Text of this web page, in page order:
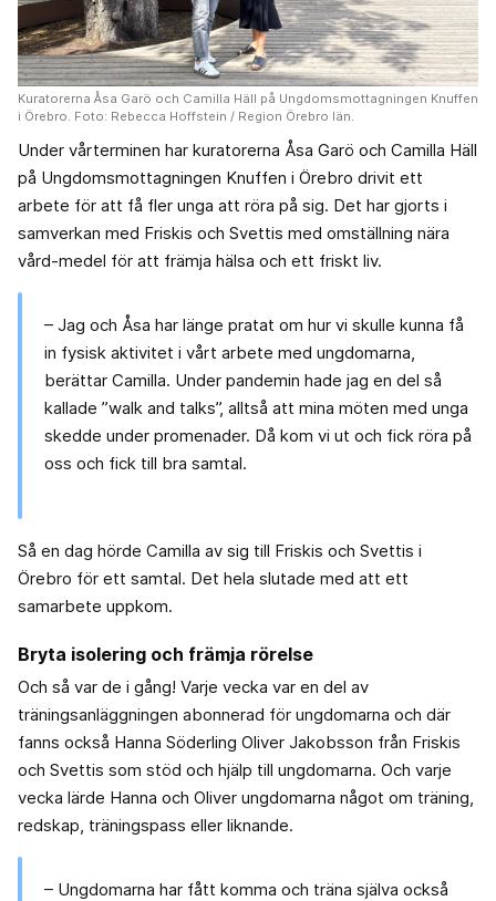
Kuratorerna Åsa Garö och Camilla Häll på Ungdomsmottagningen Knuffen
i Örebro. Foto: Rebecca Hoffstein / Region Örebro län.
Under vårterminen har kuratorerna Åsa Garö och Camilla Häll
på Ungdomsmottagningen Knuffen i Örebro drivit ett
arbete för att få fler unga att röra på sig. Det har gjorts i
samverkan med Friskis och Svettis med omställning nära
vård-medel för att främja hälsa och ett friskt liv.
– Jag och Åsa har länge pratat om hur vi skulle kunna få
in fysisk aktivitet i vårt arbete med ungdomarna,
berättar Camilla. Under pandemin hade jag en del så
kallade ”walk and talks”, alltså att mina möten med unga
skedde under promenader. Då kom vi ut och fick röra på
oss och fick till bra samtal.
Så en dag hörde Camilla av sig till Friskis och Svettis i
Örebro för ett samtal. Det hela slutade med att ett
samarbete uppkom.
Bryta isolering och främja rörelse
Och så var de i gång! Varje vecka var en del av
träningsanläggningen abonnerad för ungdomarna och där
fanns också Hanna Söderling Oliver Jakobsson från Friskis
och Svettis som stöd och hjälp till ungdomarna. Och varje
vecka lärde Hanna och Oliver ungdomarna något om träning,
redskap, träningspass eller liknande.
– Ungdomarna har fått komma och träna själva också